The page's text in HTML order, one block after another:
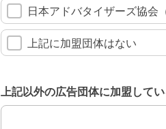
日本アドバタイザーズ協会
上記に加盟団体はない
上記以外の広告団体に加盟して
上記以外の広告団体に加盟して